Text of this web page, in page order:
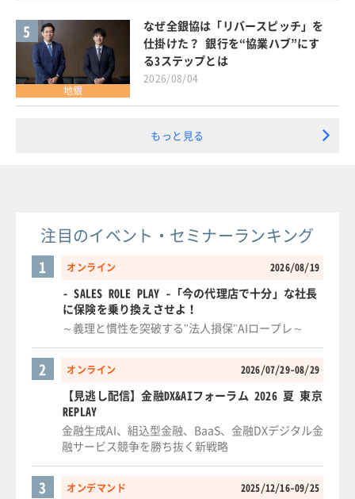
5
地銀
なぜ全銀協は「リバースピッチ」を
仕掛けた？ 銀行を“協業ハブ”にす
る3ステップとは
2026/08/04
もっと見る
注目のイベント・セミナーランキング
オンライン 2026/08/19
1
- SALES ROLE PLAY -「今の代理店で十分」な社長
に保険を乗り換えさせよ！
～義理と慣性を突破する"法人損保"AIロープレ～
オンライン 2026/07/29-08/29
2
【見逃し配信】金融DX&AIフォーラム 2026 夏 東京
REPLAY
金融生成AI、組込型金融、BaaS、金融DXデジタル金
融サービス競争を勝ち抜く新戦略
オンデマンド 2025/12/16-09/25
3